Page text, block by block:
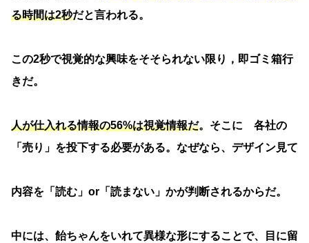
る時間は2秒だと言われる。
この2秒で視覚的な興味をそそられない限り，即ゴミ箱行
きだ。
人が仕入れる情報の56%は視覚情報だ。そこに 各社の
「売り」を投下する必要がある。なぜなら、デザイン見て
内容を「読む」or「読まない」かが判断されるからだ。
中には、飴ちゃんをいれて異様な形にすることで、目に留